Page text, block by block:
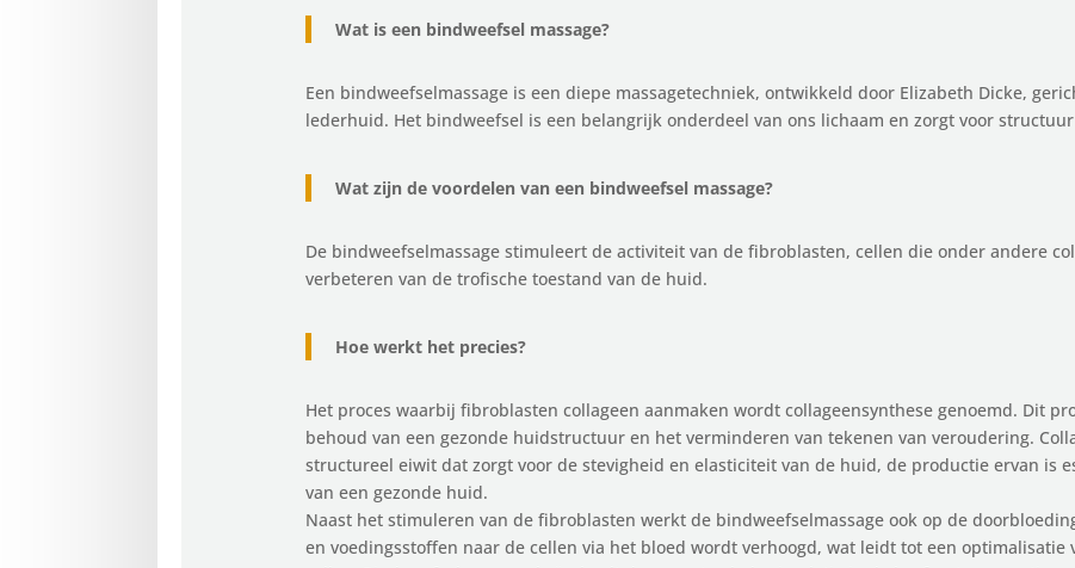
Wat is een bindweefsel massage?
Een bindweefselmassage is een diepe massagetechniek, ontwikkeld door Elizabeth Dicke,
lederhuid. Het bindweefsel is een belangrijk onderdeel van ons lichaam en zorgt voor
Wat zijn de voordelen van een bindweefsel massage?
De bindweefselmassage stimuleert de activiteit van de fibroblasten, cellen die onder andere
verbeteren van de trofische toestand van de huid.
Hoe werkt het precies?
Het proces waarbij fibroblasten collageen aanmaken wordt collageensynthese genoemd. Dit
behoud van een gezonde huidstructuur en het verminderen van tekenen van veroudering.
structureel eiwit dat zorgt voor de stevigheid en elasticiteit van de huid, de productie ervan is
van een gezonde huid.
Naast het stimuleren van de fibroblasten werkt de bindweefselmassage ook op de
en voedingsstoffen naar de cellen via het bloed wordt verhoogd, wat leidt tot een optimalisatie